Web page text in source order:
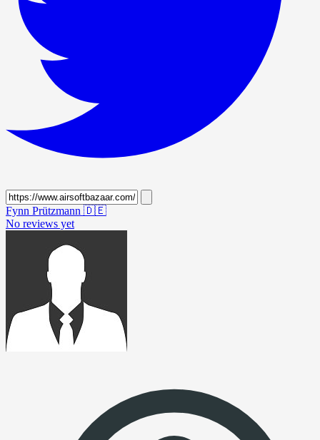
Fynn Prützmann 🇩🇪
No reviews yet